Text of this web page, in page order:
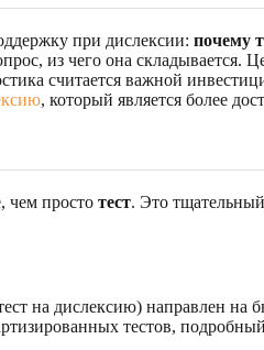
при дислексии: почему
из чего она складывается.
считается важной
, который является более
чем просто тест. Это
на дислексию) направлен на
тестов,